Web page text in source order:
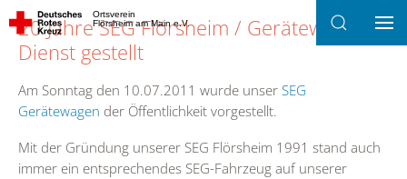
Zum Hauptinhalt springen
Ortsverein
Flörsheim am Main e.V.
20 Jahre SEG Flörsheim / Gerätewagen in
Dienst gestellt
Am Sonntag den 10.07.2011 wurde unser SEG
Gerätewagen der Öffentlichkeit vorgestellt.
Mit der Gründung unserer SEG Flörsheim 1991 stand auch
immer ein entsprechendes SEG-Fahrzeug auf unserer